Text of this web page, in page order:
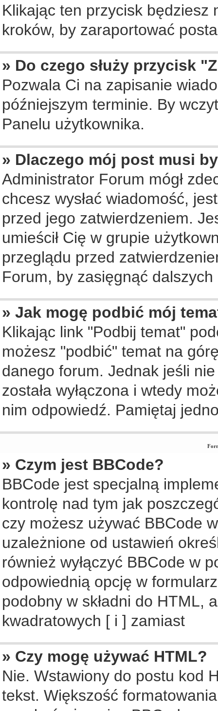
Klikając ten przycisk będziesz
kroków, by zaraportować
» Do czego służy przycisk
Pozwala Ci na zapisanie
późniejszym terminie. By
Panelu użytkownika.
» Dlaczego mój post musi
Administrator Forum mógł
chcesz wysłać wiadomość,
przed jego zatwierdzeniem.
umieścił Cię w grupie
przeglądu przed
Forum, by zasięgnąć
» Jak mogę podbić mój
Klikając link "Podbij temat"
możesz "podbić" temat na
danego forum. Jednak jeśli
została wyłączona i wtedy
nim odpowiedź. Pamiętaj
» Czym jest BBCode?
BBCode jest specjalną
kontrolę nad tym jak
czy możesz używać BBCode
uzależnione od ustawień
również wyłączyć BBCode w
odpowiednią opcję w
podobny w składni do HTML,
kwadratowych [ i ] zamiast
» Czy mogę używać HTML?
Nie. Wstawiony do postu kod
tekst. Większość